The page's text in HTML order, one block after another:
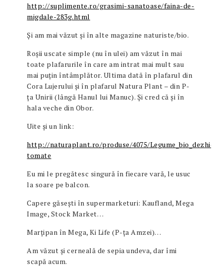
http://suplimente.ro/grasimi-sanatoase/faina-de-
migdale-283g.html
Și am mai văzut și în alte magazine naturiste/bio.
Roșii uscate simple (nu în ulei) am văzut în mai
toate plafarurile în care am intrat mai mult sau
mai puțin întâmplător. Ultima dată în plafarul din
Cora Lujerului și în plafarul Natura Plant – din P-
ța Unirii (lângă Hanul lui Manuc). Și cred că și în
hala veche din Obor.
Uite și un link:
http://naturaplant.ro/produse/4075/
tomate
Eu mi le pregătesc singură în fiecare vară, le usuc
la soare pe balcon.
Capere găsești în supermarketuri: Kaufland, Mega
Image, Stock Market…
Marțipan în Mega, Ki Life (P-ța Amzei)…
Am văzut și cerneală de sepia undeva, dar îmi
scapă acum.